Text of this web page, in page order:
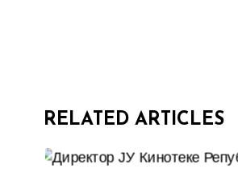
RELATED ARTICLES